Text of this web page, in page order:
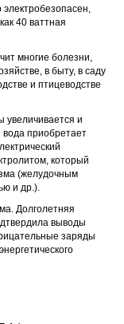
40 ваттная
многие болезни,
в быту, в саду
и птицеводстве
увеличивается и
вода приобретает
который
(желудочным
и др.).
Долголетняя
выводы
заряды